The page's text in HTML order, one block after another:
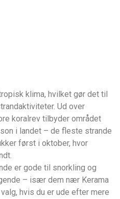
klima, hvilket gør det til
Ud over
koralrev tilbyder området
i landet – de fleste strande
først i oktober, hvor
er gode til snorkling og
– især dem nær Kerama
hvis du er ude efter mere